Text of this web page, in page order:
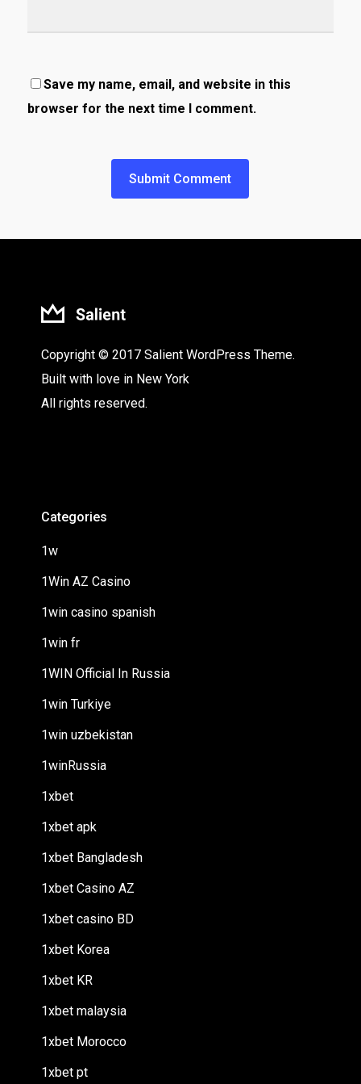
Save my name, email, and website in this
browser for the next time I comment.
Copyright © 2017 Salient WordPress Theme.
Built with love in New York
All rights reserved.
Categories
1w
1Win AZ Casino
1win casino spanish
1win fr
1WIN Official In Russia
1win Turkiye
1win uzbekistan
1winRussia
1xbet
1xbet apk
1xbet Bangladesh
1xbet Casino AZ
1xbet casino BD
1xbet Korea
1xbet KR
1xbet malaysia
1xbet Morocco
1xbet pt